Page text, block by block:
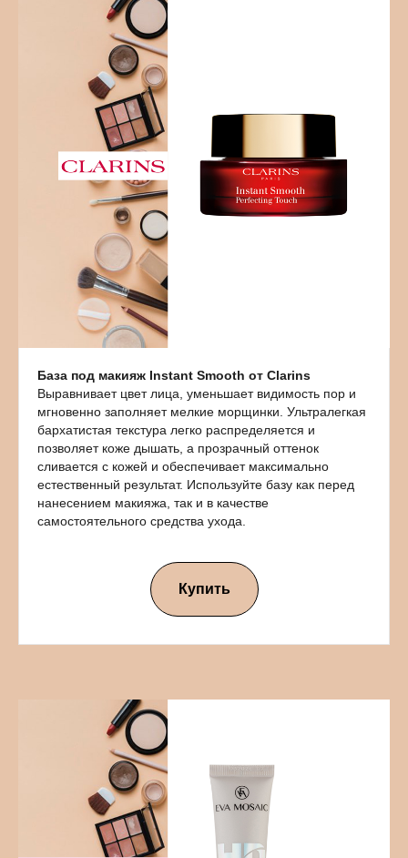
База под макияж Instant Smooth от Clarins
Выравнивает цвет лица, уменьшает видимость пор и
мгновенно заполняет мелкие морщинки. Ультралегкая
бархатистая текстура легко распределяется и
позволяет коже дышать, а прозрачный оттенок
сливается с кожей и обеспечивает максимально
естественный результат. Используйте базу как перед
нанесением макияжа, так и в качестве
самостоятельного средства ухода.
Купить